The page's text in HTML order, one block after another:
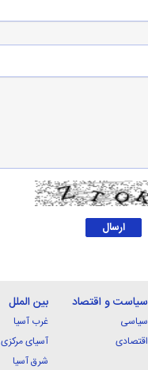
سیاست و اقتصاد
سیاسی
اقتصادی
بین الملل
غرب آسیا
آسیای مرکزی
شرق آسیا